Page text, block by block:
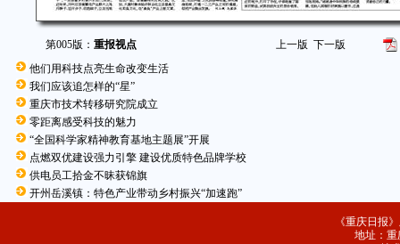
第005版：重报视点 上一版 下一版
他们用科技点亮生命改变生活
我们应该追怎样的“星”
重庆市技术转移研究院成立
零距离感受科技的魅力
“全国科学家精神教育基地主题展”开展
点燃双优建设强力引擎 建设优质特色品牌学校
供电员工拾金不昧获锦旗
开州岳溪镇：特色产业带动乡村振兴“加速跑”
《重庆日报
地址：重